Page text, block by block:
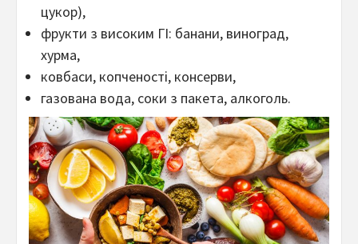
цукор),
фрукти з високим ГІ: банани, виноград,
хурма,
ковбаси, копченості, консерви,
газована вода, соки з пакета, алкоголь.